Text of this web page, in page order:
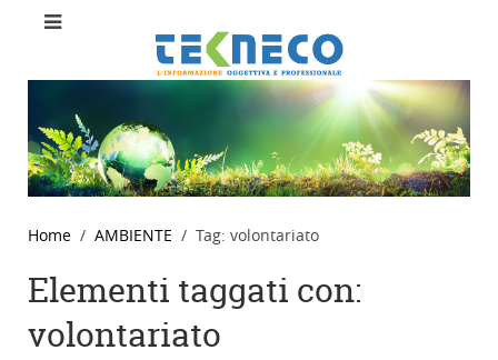
Home AMBIENTE Tag: volontariato
Elementi taggati con:
volontariato